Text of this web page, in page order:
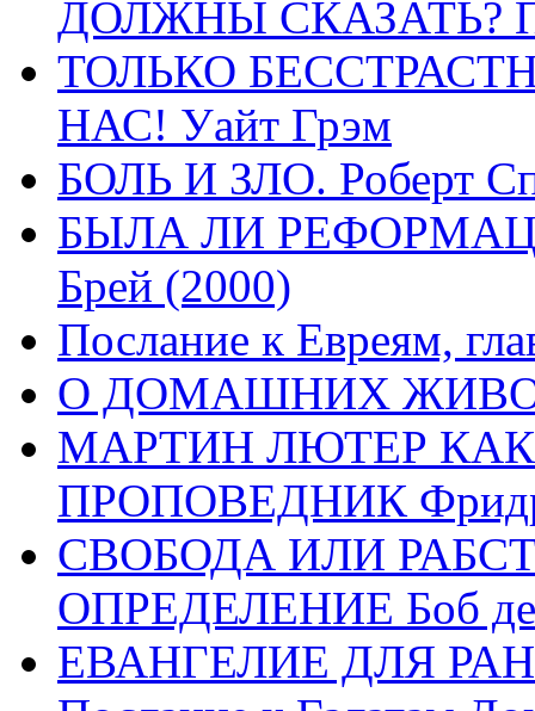
ДОЛЖНЫ СКАЗАТЬ?
ТОЛЬКО
НАС! Уайт Грэм
БОЛЬ И ЗЛО. Роберт
БЫЛА ЛИ
Брей (2000)
Послание к Евреям,
О ДОМАШНИХ
МАРТИН ЛЮТЕР
ПРОПОВЕДНИК
СВОБОДА ИЛИ
ОПРЕДЕЛЕНИЕ Боб де
ЕВАНГЕЛИЕ ДЛЯ